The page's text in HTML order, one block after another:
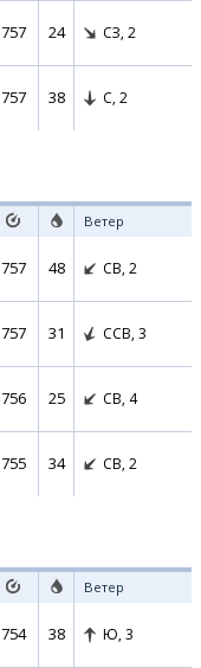
757 24 СЗ, 2
757 38 С, 2
Ветер
757 48 СВ, 2
757 31 ССВ, 3
756 25 СВ, 4
755 34 СВ, 2
Ветер
754 38 Ю, 3